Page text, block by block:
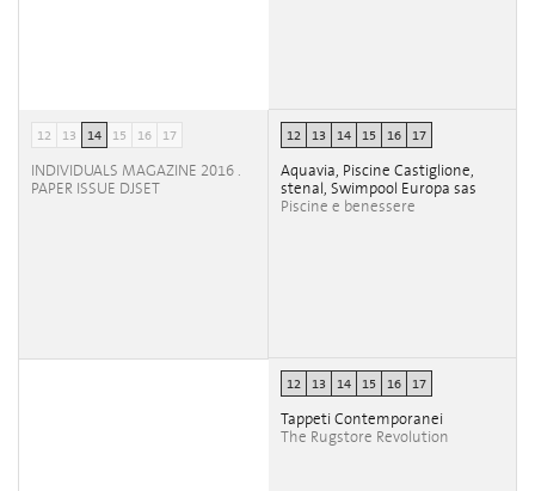
12 13 14 15 16 17
INDIVIDUALS MAGAZINE 2016 .
PAPER ISSUE DJSET
12 13 14 15 16 17
Aquavia, Piscine Castiglione,
stenal, Swimpool Europa sas
Piscine e benessere
12 13 14 15 16 17
Tappeti Contemporanei
The Rugstore Revolution